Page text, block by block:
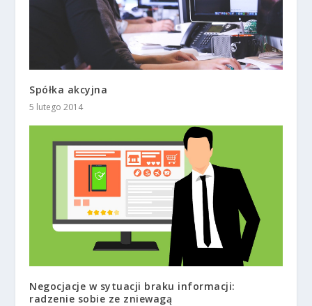
Spółka akcyjna
5 lutego 2014
Negocjacje w sytuacji braku informacji:
radzenie sobie ze zniewagą